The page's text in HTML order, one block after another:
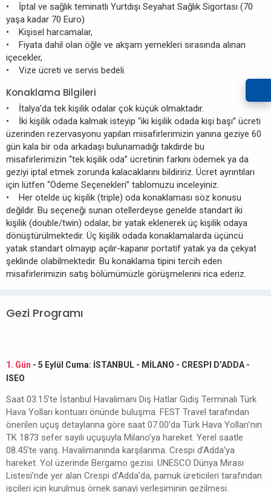
• İptal ve sağlık teminatlı Yurtdışı Seyahat Sağlık Sigortası (70
yaşa kadar 70 Euro)
• Kişisel harcamalar,
• Fiyata dahil olan öğle ve akşam yemekleri sırasında alınan
içecekler,
• Vize ücreti ve servis bedeli.
Konaklama Bilgileri
• İtalya’da tek kişilik odalar çok küçük olmaktadır.
• İki kişilik odada kalmak isteyip “iki kişilik odada kişi başı” ücreti
üzerinden rezervasyonu yapılan misafirlerimizin yanına geziye 60
gün kala bir oda arkadaşı bulunamadığı takdirde bu
misafirlerimizin “tek kişilik oda” ücretinin farkını ödemek ya da
geziyi iptal etmek zorunda kalacaklarını bildiririz. Ücret ayrıntıları
için lütfen “Ödeme Seçenekleri” tablomuzu inceleyiniz.
• Her otelde üç kişilik (triple) oda konaklaması söz konusu
değildir. Bu seçeneği sunan otellerdeyse genelde standart iki
kişilik (double/twin) odalar, bir yatak eklenerek üç kişilik odaya
dönüştürülmektedir. Üç kişilik odada konaklamalarda üçüncü
yatak standart olmayıp açılır-kapanır portatif yatak ya da çekyat
şeklinde olabilmektedir. Bu konaklama tipini tercih eden
misafirlerimizin satış bölümümüzle görüşmelerini rica ederiz.
Gezi Programı
1. Gün - 5 Eylül Cuma: İSTANBUL - MİLANO - CRESPI D’ADDA -
ISEO
Saat 03.15’te İstanbul Havalimanı Dış Hatlar Gidiş Terminali Türk
Hava Yolları kontuarı önünde buluşma. FEST Travel tarafından
önerilen uçuş detaylarına göre saat 07.00’da Türk Hava Yolları’nın
TK 1873 sefer sayılı uçuşuyla Milano’ya hareket. Yerel saatle
08.45’te varış. Havalimanında karşılanma. Crespi d’Adda’ya
hareket. Yol üzerinde Bergamo gezisi. UNESCO Dünya Mirası
Listesi’nde yer alan Crespi d’Adda’da, pamuk üreticileri tarafından
işçileri için kurulmuş örnek sanayi yerleşiminin gezilmesi.